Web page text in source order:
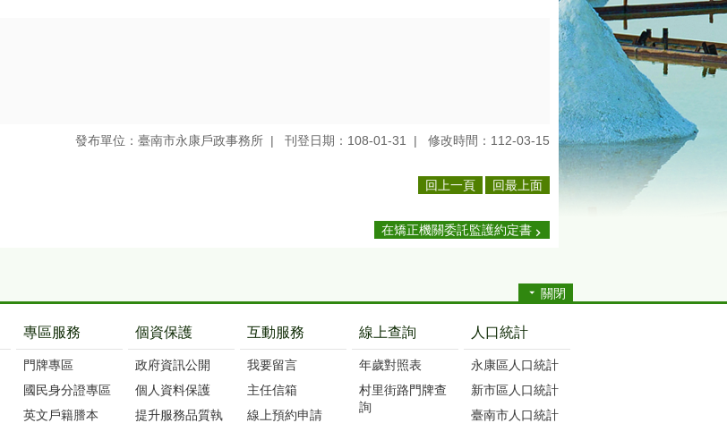
發布單位：臺南市永康戶政事務所 刊登日期：108-01-31 修改時間：112-03-15
回上一頁 回最上面
在矯正機關委託監護約定書
關閉
專區服務
門牌專區
國民身分證專區
英文戶籍謄本
個資保護
政府資訊公開
個人資料保護
提升服務品質執
互動服務
我要留言
主任信箱
線上預約申請
線上查詢
年歲對照表
村里街路門牌查
詢
人口統計
永康區人口統計
新市區人口統計
臺南市人口統計